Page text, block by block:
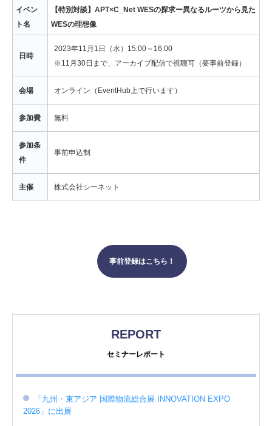
イベン
ト名
【特別対談】APT×C_Net WESの探求ー異なるルーツから見た
WESの理想像
日時
2023年11月1日（水）15:00～16:00
※11月30日まで、アーカイブ配信で視聴可（要事前登録）
会場 オンライン（EventHub上で行います）
参加費 無料
参加条
件
事前申込制
主催 株式会社シーネット
事前登録はこちら！
REPORT
セミナーレポート
「九州・東アジア 国際物流総合展 INNOVATION EXPO
2026」に出展